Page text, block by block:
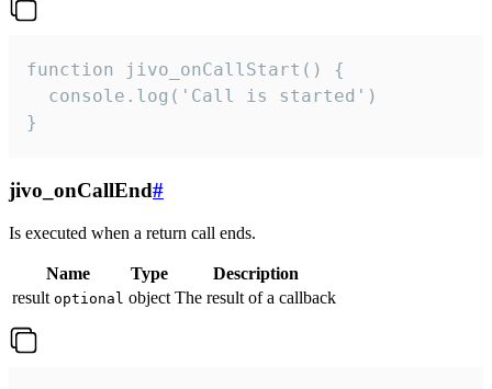
function jivo_onCallStart() {
  console.log('Call is started')
}
jivo_onCallEnd#
Is executed when a return call ends.
Name Type
Description
result optional object The result of a callback